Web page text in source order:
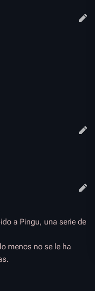
a Pingu, una serie de
menos no se le ha